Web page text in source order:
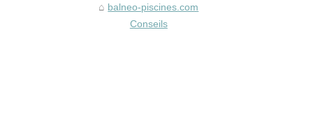
balneo-piscines.com
Conseils